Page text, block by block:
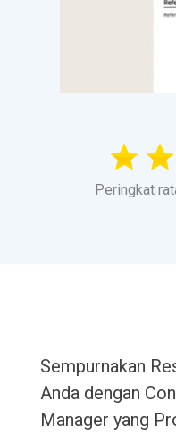
Peringkat
Sempurnakan
Anda dengan
Manager yang